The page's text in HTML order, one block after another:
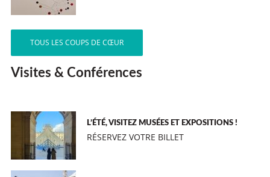
TOUS LES COUPS DE CŒUR
Visites & Conférences
L’ÉTÉ, VISITEZ MUSÉES ET EXPOSITIONS !
RÉSERVEZ VOTRE BILLET